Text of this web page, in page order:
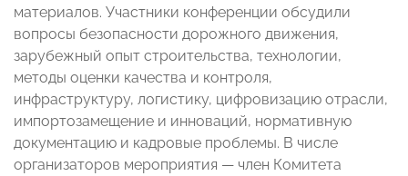
материалов. Участники конференции обсудили
вопросы безопасности дорожного движения,
зарубежный опыт строительства, технологии,
методы оценки качества и контроля,
инфраструктуру, логистику, цифровизацию отрасли,
импортозамещение и инноваций, нормативную
документацию и кадровые проблемы. В числе
организаторов мероприятия — член Комитета